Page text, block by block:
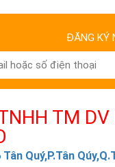
ĐĂNG KÝ
TM DV
Tân Quý,P.Tân